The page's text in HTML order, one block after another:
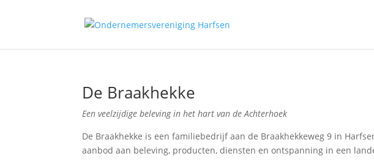
De Braakhekke
Een veelzijdige beleving in het hart van de Achterhoek
De Braakhekke is een familiebedrijf aan de Braakhekkeweg 9 in
aanbod aan beleving, producten, diensten en ontspanning in een